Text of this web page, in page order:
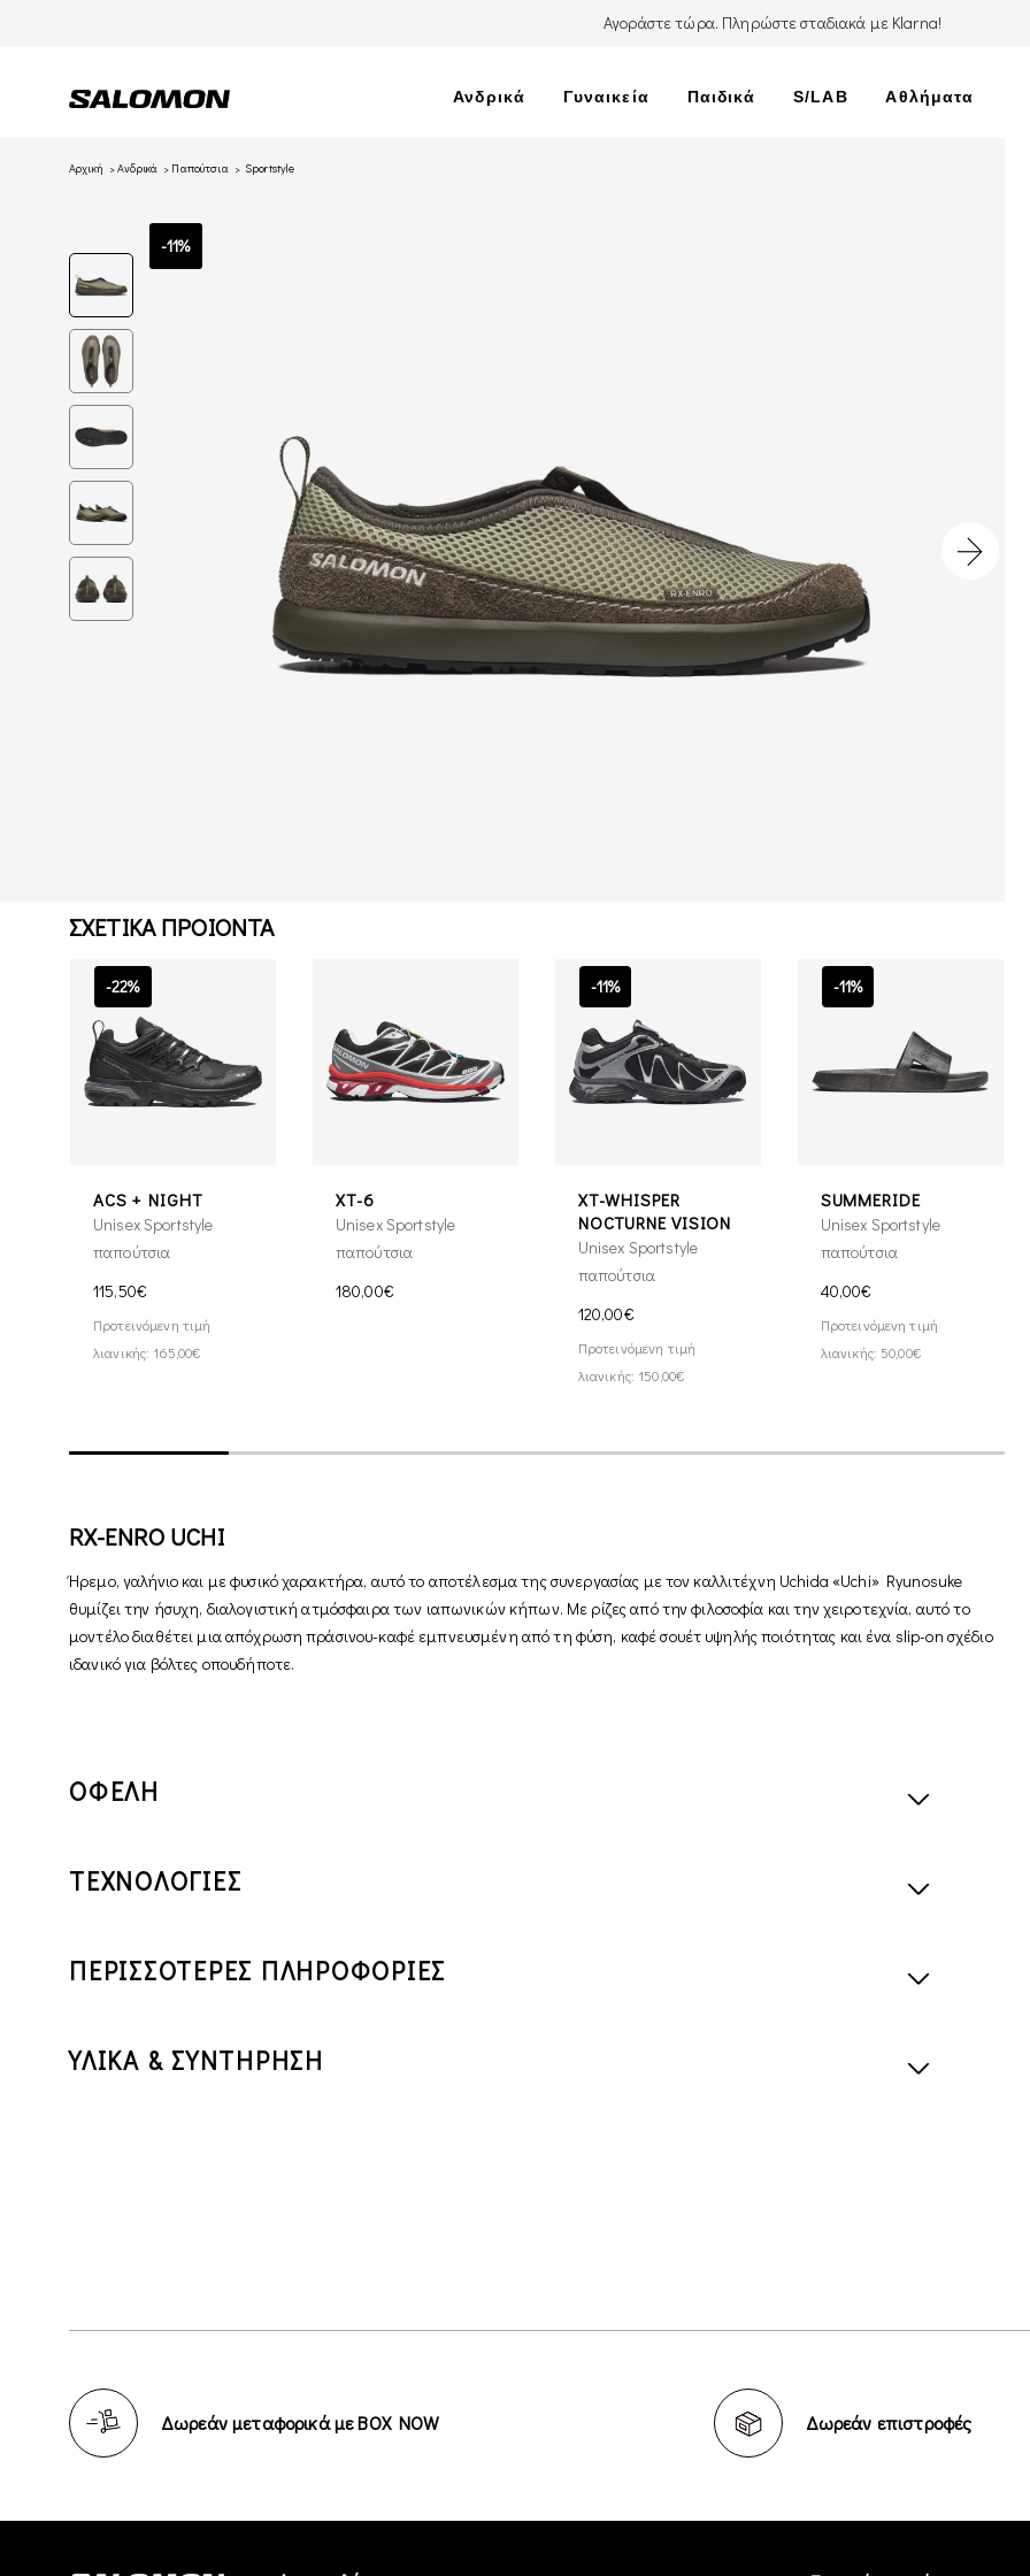
Αγοράστε τώρα. Πληρώστε σταδιακά με Klarna!
Ανδρικά Γυναικεία Παιδικά S/LAB Αθλήματα
Αρχική Ανδρικά Παπούτσια Sportstyle
-11%
ΣΧΕΤΙΚΑ ΠΡΟΙΟΝΤΑ
-22%
ACS + NIGHT
Unisex Sportstyle
παπούτσια
115,50€
Προτεινόμενη τιμή
λιανικής: 165,00€
XT-6
Unisex Sportstyle
παπούτσια
180,00€
-11%
XT-WHISPER
NOCTURNE VISION
Unisex Sportstyle
παπούτσια
120,00€
Προτεινόμενη τιμή
λιανικής: 150,00€
-11%
SUMMERIDE
Unisex Sportstyle
παπούτσια
40,00€
Προτεινόμενη τιμή
λιανικής: 50,00€
RX-ENRO UCHI
Ήρεμο, γαλήνιο και με φυσικό χαρακτήρα, αυτό το αποτέλεσμα της συνεργασίας με τον καλλιτέχνη Uchida «Uchi» Ryunosuke
θυμίζει την ήσυχη, διαλογιστική ατμόσφαιρα των ιαπωνικών κήπων. Με ρίζες από την φιλοσοφία και την χειροτεχνία, αυτό το
μοντέλο διαθέτει μια απόχρωση πράσινου-καφέ εμπνευσμένη από τη φύση, καφέ σουέτ υψηλής ποιότητας και ένα slip-on σχέδιο
ιδανικό για βόλτες οπουδήποτε.
ΟΦΕΛΗ
ΤΕΧΝΟΛΟΓΙΕΣ
ΠΕΡΙΣΣΟΤΕΡΕΣ ΠΛΗΡΟΦΟΡΙΕΣ
ΥΛΙΚΑ & ΣΥΝΤΗΡΗΣΗ
Δωρεάν μεταφορικά με BOX NOW Δωρεάν επιστροφές